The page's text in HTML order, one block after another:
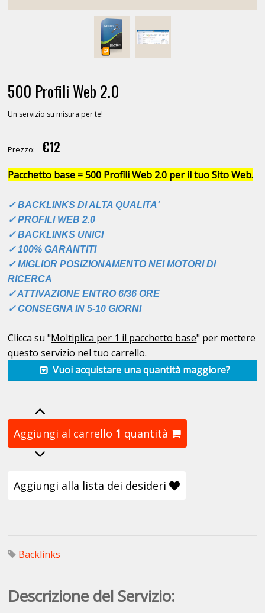
500 Profili Web 2.0
Un servizio su misura per te!
Prezzo: €12
Pacchetto base = 500 Profili Web 2.0 per il tuo Sito Web.
✓ BACKLINKS DI ALTA QUALITA'
✓ PROFILI WEB 2.0
✓BACKLINKS UNICI
✓ 100% GARANTITI
✓ MIGLIOR POSIZIONAMENTO NEI MOTORI DI
RICERCA
✓ ATTIVAZIONE ENTRO 6/36 ORE
✓ CONSEGNA IN 5-10 GIORNI
Clicca su "Moltiplica per 1 il pacchetto base" per mettere
questo servizio nel tuo carrello.
Vuoi acquistare una quantità maggiore?
Aggiungi al carrello 1 quantità
Aggiungi alla lista dei desideri
Backlinks
Descrizione del Servizio: